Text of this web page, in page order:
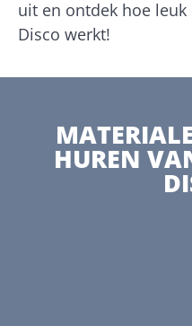
uit en ontdek hoe
Disco werkt!
HUREN